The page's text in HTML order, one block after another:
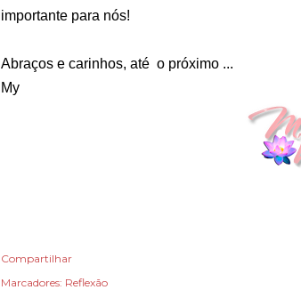
importante para nós!
Abraços e carinhos, até o próximo ...
My
Compartilhar
Marcadores: Reflexão